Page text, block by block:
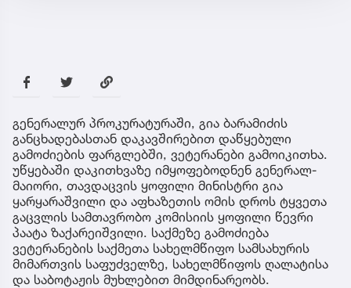
გენერალურ პროკურატურაში, გია ბარამიძის
განცხადებასთან დაკავშირებით დაწყებული
გამოძიების ფარგლებში, ვეტერანები გამოიკითხა.
უწყებაში დაკითხვაზე იმყოფებოდნენ გენერალ-
მაიორი, თავდაცვის ყოფილი მინისტრი გია
ყარყარაშვილი და აფხაზეთის ომის დროს ტყვეთა
გაცვლის სამთავრობო კომისიის ყოფილი წევრი
პაატა ზაქარეიშვილი. საქმეზე გამოძიება
ვეტერანების საქმეთა სახელმწიფო სამსახურის
მიმართვის საფუძველზე, სახელმწიფოს ღალატისა
და საბოტაჟის მუხლებით მიმდინარეობს.